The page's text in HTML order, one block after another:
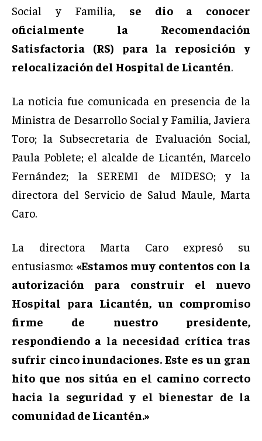
Social y Familia, se dio a conocer
oficialmente la Recomendación
Satisfactoria (RS) para la reposición y
relocalización del Hospital de Licantén.
La noticia fue comunicada en presencia de la
Ministra de Desarrollo Social y Familia, Javiera
Toro; la Subsecretaria de Evaluación Social,
Paula Poblete; el alcalde de Licantén, Marcelo
Fernández; la SEREMI de MIDESO; y la
directora del Servicio de Salud Maule, Marta
Caro.
La directora Marta Caro expresó su
entusiasmo: «Estamos muy contentos con la
autorización para construir el nuevo
Hospital para Licantén, un compromiso
firme de nuestro presidente,
respondiendo a la necesidad crítica tras
sufrir cinco inundaciones. Este es un gran
hito que nos sitúa en el camino correcto
hacia la seguridad y el bienestar de la
comunidad de Licantén.»